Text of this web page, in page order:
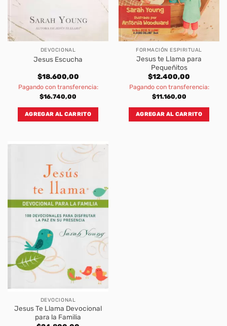
DEVOCIONAL
Jesus Escucha
$18.600,00
Pagando con transferencia:
$16.740,00
AGREGAR AL CARRITO
FORMACIÓN ESPIRITUAL
Jesus te Llama para
Pequeñitos
$12.400,00
Pagando con transferencia:
$11.160,00
AGREGAR AL CARRITO
DEVOCIONAL
Jesus Te Llama Devocional
para la Familia